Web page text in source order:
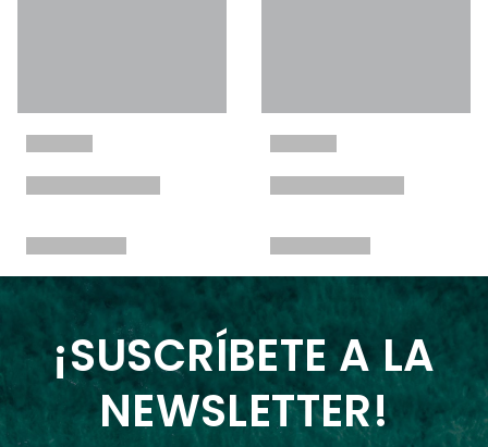
¡SUSCRÍBETE A LA
NEWSLETTER!